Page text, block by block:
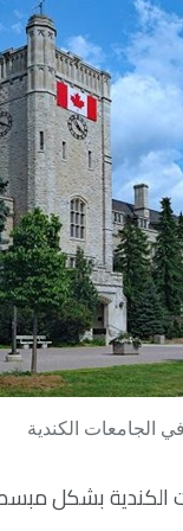
الجامعات الكندية
الكندية بشكل